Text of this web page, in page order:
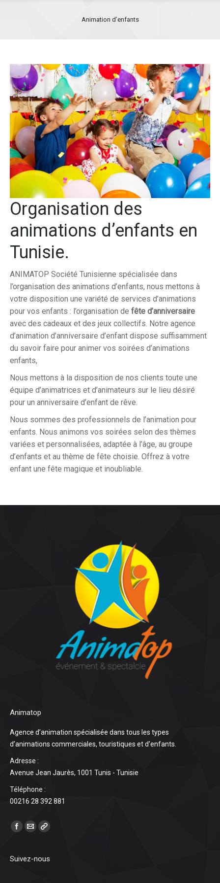
Animation d’enfants
Organisation des
animations d’enfants en
Tunisie.
ANIMATOP Société Tunisienne spécialisée dans
l’organisation des animations d’enfants, nous mettons à
votre disposition une variété de services d’animations
pour vos enfants : l’organisation de fête d’anniversaire
avec des cadeaux et des jeux collectifs. Notre agence
d’animation d’anniversaire d’enfant dispose suffisamment
du savoir faire pour animer vos soirées d’animations
enfants,
Nous mettons à la disposition de nos clients toute une
équipe d’animatrices et d’animateurs sur le lieu désiré
pour un anniversaire d’enfant de rêve.
Nous sommes des professionnels de l’animation pour
enfants. Nous animons vos soirées selon des thèmes
variées et personnalisées, adaptée à l’âge, au groupe
d’enfants et au thème de fête choisie. Offrez à votre
enfant une fête magique et inoubliable.
Animatop
Agence d’animation spécialisée dans tous les types
d’animations commerciales, touristiques et d’enfants.
Adresse :
Avenue Jean Jaurès, 1001 Tunis - Tunisie
Téléphone :
00216 28 392 881
Find us on:
Suivez-nous